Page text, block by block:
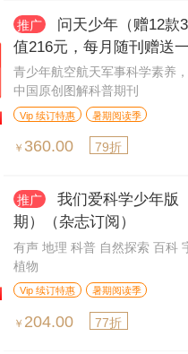
推广
问天少年（赠12款
值216元，每月随刊赠送一
年共12期）（杂志订阅）
青少年航空航天军事科学素养
中国原创图解科普期刊
Vip 续订特惠 暑期阅读季
￥ 360.00 79折
推广
我们爱科学少年版
期）（杂志订阅）
有声 地理 科普 自然探索 百科
植物
Vip 续订特惠 暑期阅读季
￥ 204.00 77折